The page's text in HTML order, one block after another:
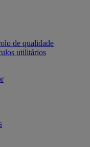
de qualidade
utilitários